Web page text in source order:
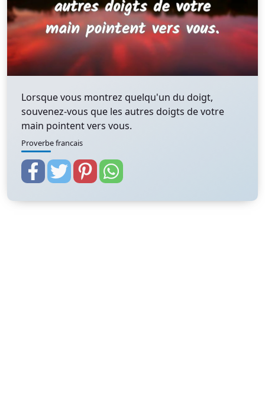
Lorsque vous montrez quelqu'un du doigt,
souvenez-vous que les autres doigts de votre
main pointent vers vous.
Proverbe francais